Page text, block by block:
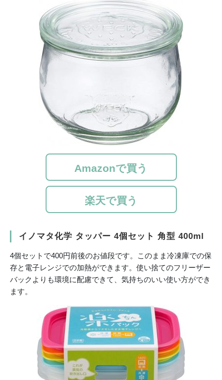
Amazonで買う
楽天で買う
イノマタ化学 タッパー 4個セット 角型 400ml
4個セットで400円前後のお値段です。このまま冷凍庫での保
存と電子レンジでの加熱ができます。使い捨てのフリーザー
バックよりも環境に配慮できて、気持ちのいい使い方ができ
ます。